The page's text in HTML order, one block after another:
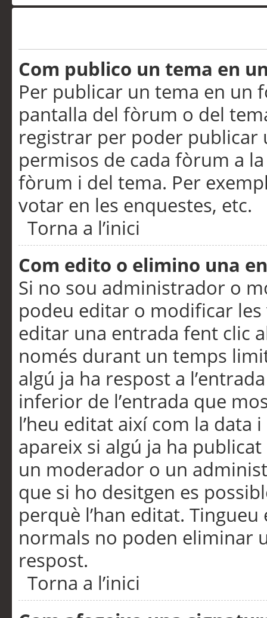
Com publico un tema en
Per publicar un tema en un
pantalla del fòrum o del
registrar per poder publicar
permisos de cada fòrum a
fòrum i del tema. Per
votar en les enquestes, etc.
Torna a l’inici
Com edito o elimino una
Si no sou administrador o
podeu editar o modificar
editar una entrada fent clic
només durant un temps
algú ja ha respost a
inferior de l’entrada que
l’heu editat així com la data
apareix si algú ja ha
un moderador o un
que si ho desitgen es
perquè l’han editat.
normals no poden eliminar
respost.
Torna a l’inici